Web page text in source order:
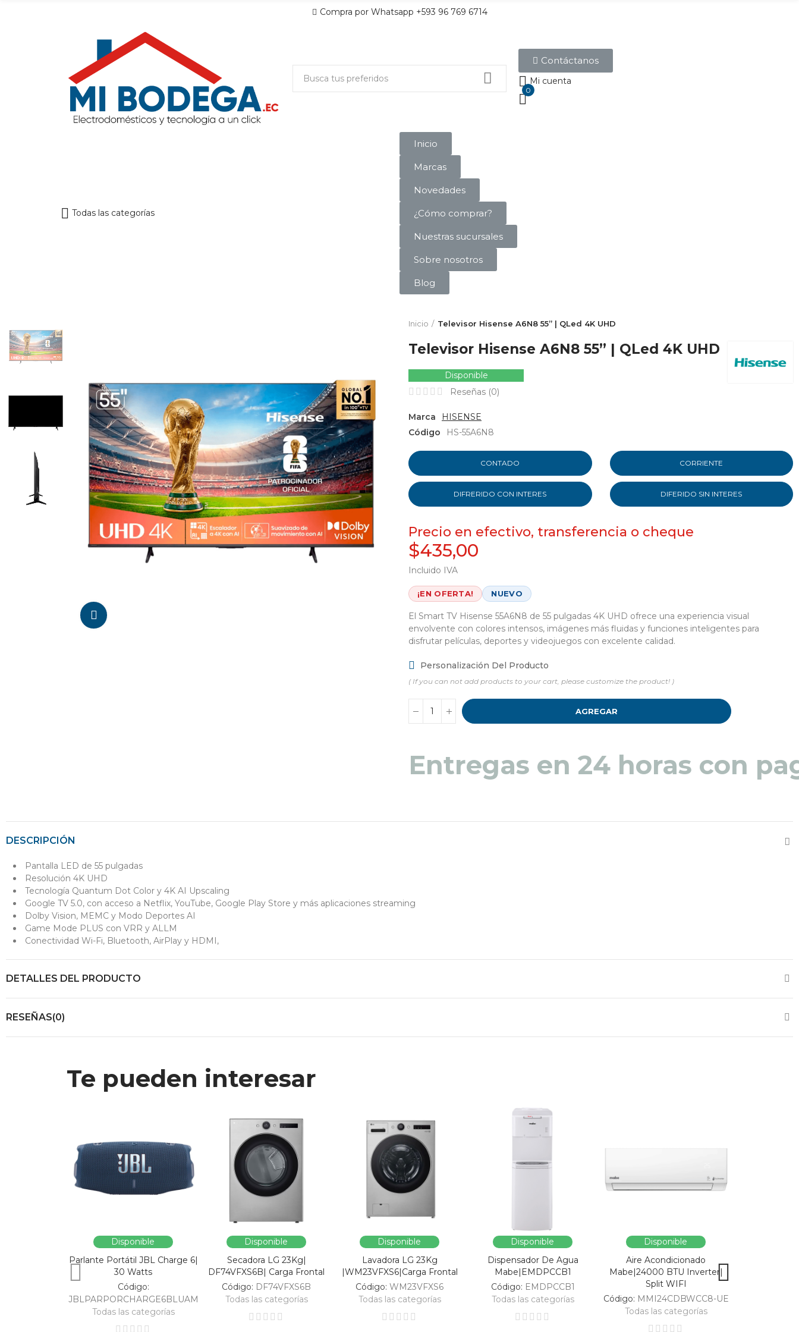
Compra por Whatsapp +593 96 769 6714
Contáctanos
Mi cuenta
0
Todas las categorías
Inicio
Marcas
Novedades
¿Cómo comprar?
Nuestras sucursales
Sobre nosotros
Blog
Inicio Televisor Hisense A6N8 55” | QLed 4K UHD
Televisor Hisense A6N8 55” | QLed 4K UHD
Disponible
Reseñas (0)
Marca
HISENSE
Código
HS-55A6N8
CONTADO CORRIENTE
DIFRERIDO CON INTERES DIFERIDO SIN INTERES
Precio en efectivo, transferencia o cheque
$435,00
Incluido IVA
¡EN OFERTA! NUEVO
El Smart TV Hisense 55A6N8 de 55 pulgadas 4K UHD ofrece una experiencia visual
envolvente con colores intensos, imágenes más fluidas y funciones inteligentes para
disfrutar películas, deportes y videojuegos con excelente calidad.
Personalización Del Producto
( If you can not add products to your cart, please customize the product! )
AGREGAR
Entregas en 48 a 72 horas
DESCRIPCIÓN
Pantalla LED de 55 pulgadas
Resolución 4K UHD
Tecnología Quantum Dot Color y 4K AI Upscaling
Google TV 5.0, con acceso a Netflix, YouTube, Google Play Store y más aplicaciones streaming
Dolby Vision, MEMC y Modo Deportes AI
Game Mode PLUS con VRR y ALLM
Conectividad Wi-Fi, Bluetooth, AirPlay y HDMI,
DETALLES DEL PRODUCTO
RESEÑAS(0)
Te pueden interesar
Disponible
Parlante Portátil JBL Charge 6|
30 Watts
Código:
JBLPARPORCHARGE6BLUAM
Todas las categorías
Disponible
Secadora LG 23Kg|
DF74VFXS6B| Carga Frontal
Código: DF74VFXS6B
Todas las categorías
Disponible
Lavadora LG 23Kg
|WM23VFXS6|Carga Frontal
Código: WM23VFXS6
Todas las categorías
Disponible
Dispensador De Agua
Mabe|EMDPCCB1
Código: EMDPCCB1
Todas las categorías
Disponible
Aire Acondicionado
Mabe|24000 BTU Inverter|
Split WIFI
Código: MMI24CDBWCC8-UE
Todas las categorías